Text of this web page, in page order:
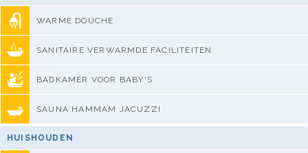
WARME DOUCHE
SANITAIRE VERWARMDE FACILITEITEN
BADKAMER VOOR BABY'S
SAUNA HAMMAM JACUZZI
HUISHOUDEN